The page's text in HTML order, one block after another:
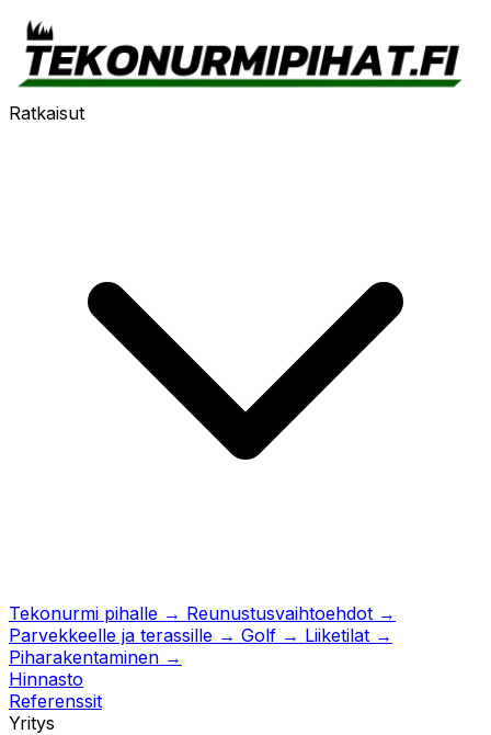
Ratkaisut
Tekonurmi pihalle → Reunustusvaihtoehdot →
Parvekkeelle ja terassille → Golf → Liiketilat →
Piharakentaminen →
Hinnasto
Referenssit
Yritys